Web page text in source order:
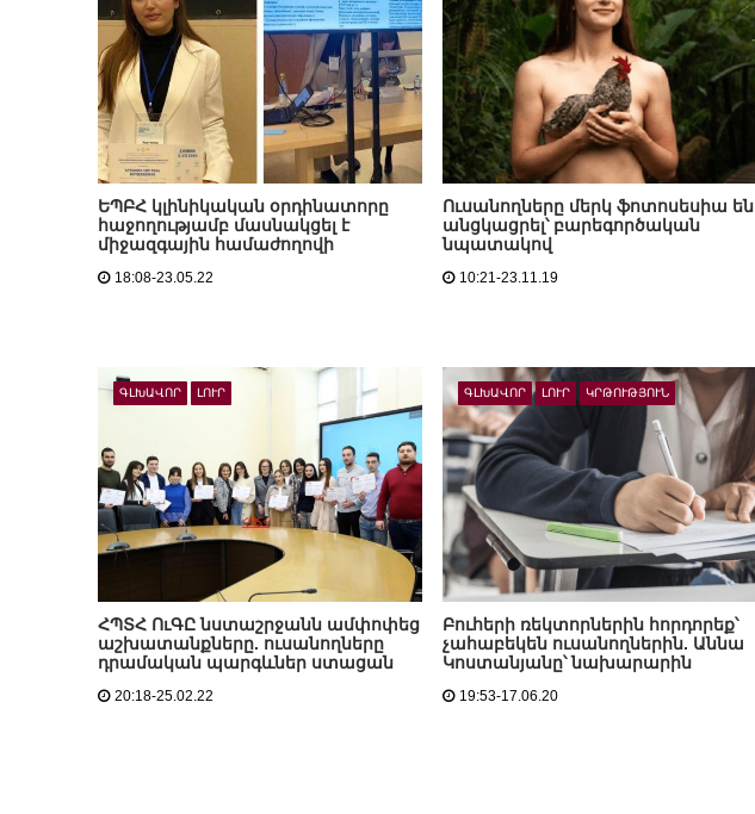
ԵՊԲՀ կլինիկական օրդինատորը
հաջողությամբ մասնակցել է
միջազգային համաժողովի
18:08-23.05.22
Ուսանողները մերկ ֆոտոսեսիա են
անցկացրել՝ բարեգործական
նպատակով
10:21-23.11.19
ԳԼԽԱՎՈՐ ԼՈՒՐ
ՀՊՏՀ ՈւԳԸ նստաշրջանն ամփոփեց
աշխատանքները. ուսանողները
դրամական պարգևներ ստացան
20:18-25.02.22
ԳԼԽԱՎՈՐ ԼՈՒՐ ԿՐԹՈՒԹՅՈՒՆ
Բուհերի ռեկտորներին հորդորեք՝
չահաբեկեն ուսանողներին. Աննա
Կոստանյանը՝ նախարարին
19:53-17.06.20